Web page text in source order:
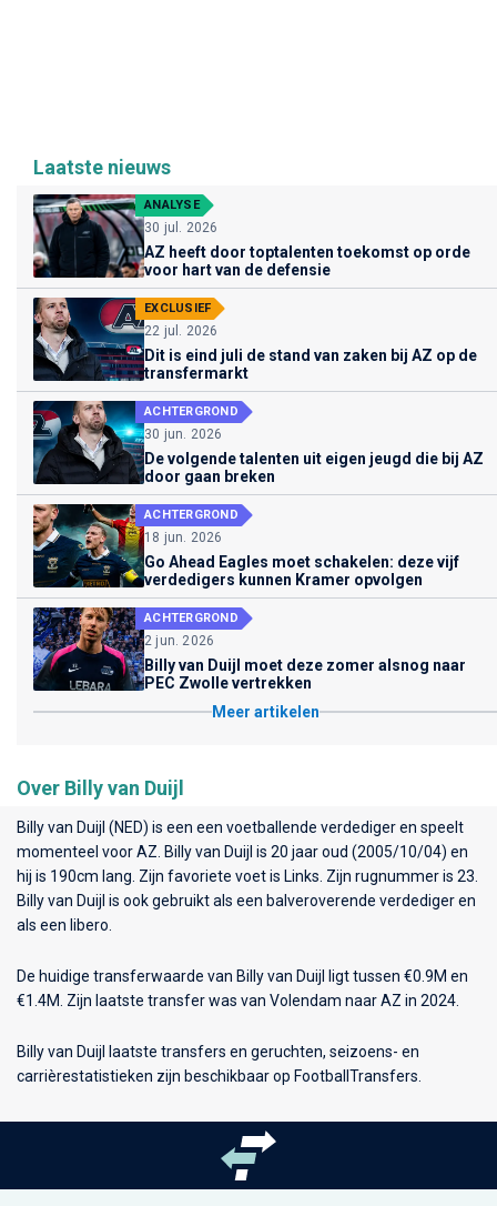
Laatste nieuws
ANALYSE
30 jul. 2026
AZ heeft door toptalenten toekomst op orde
voor hart van de defensie
EXCLUSIEF
22 jul. 2026
Dit is eind juli de stand van zaken bij AZ op de
transfermarkt
ACHTERGROND
30 jun. 2026
De volgende talenten uit eigen jeugd die bij AZ
door gaan breken
ACHTERGROND
18 jun. 2026
Go Ahead Eagles moet schakelen: deze vijf
verdedigers kunnen Kramer opvolgen
ACHTERGROND
2 jun. 2026
Billy van Duijl moet deze zomer alsnog naar
PEC Zwolle vertrekken
Meer artikelen
Over Billy van Duijl
Billy van Duijl (NED) is een een voetballende verdediger en speelt
momenteel voorAZ . Billy van Duijl is 20 jaar oud (2005/10/04) en
hij is 190cm lang. Zijn favoriete voet is Links. Zijn rugnummer is 23.
Billy van Duijl is ook gebruikt als een balveroverende verdediger en
als een libero.
De huidige transferwaarde van Billy van Duijl ligt tussen €0.9M en
€1.4M. Zijn laatste transfer was van Volendam naar AZ in 2024.
Billy van Duijl laatste transfers en geruchten, seizoens- en
carrièrestatistieken zijn beschikbaar op FootballTransfers.